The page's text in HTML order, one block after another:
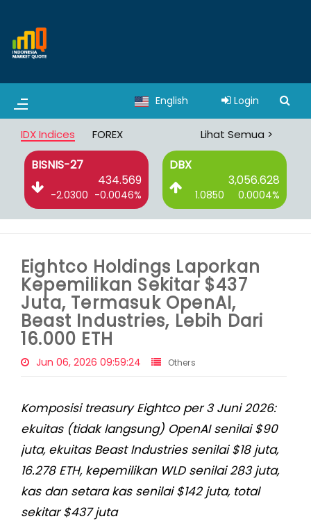
English Login
IDX Indices FOREX Lihat Semua >
BISNIS-27
434.569
-2.0300 -0.0046%
DBX
3,056.628
1.0850 0.0004%
Eightco Holdings Laporkan
Kepemilikan Sekitar $437
Juta, Termasuk OpenAI,
Beast Industries, Lebih Dari
16.000 ETH
Jun 06, 2026 09:59:24 Others
Komposisi treasury Eightco per 3 Juni 2026:
ekuitas (tidak langsung) OpenAI senilai $90
juta, ekuitas Beast Industries senilai $18 juta,
16.278 ETH, kepemilikan WLD senilai 283 juta,
kas dan setara kas senilai $142 juta, total
sekitar $437 juta